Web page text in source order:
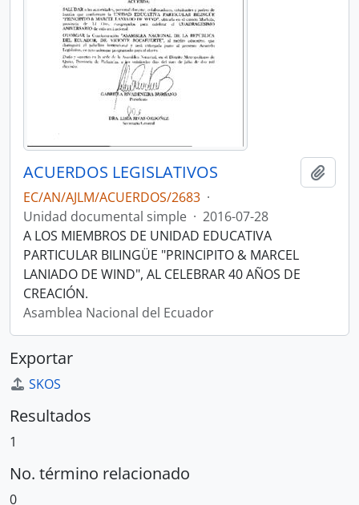
ACUERDOS LEGISLATIVOS
EC/AN/AJLM/ACUERDOS/2683 ·
Unidad documental simple · 2016-07-28
A LOS MIEMBROS DE UNIDAD EDUCATIVA
PARTICULAR BILINGÜE "PRINCIPITO & MARCEL
LANIADO DE WIND", AL CELEBRAR 40 AÑOS DE
CREACIÓN.
Asamblea Nacional del Ecuador
Exportar
SKOS
Resultados
1
No. término relacionado
0